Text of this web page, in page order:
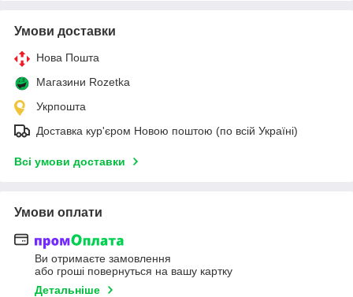
Умови доставки
Нова Пошта
Магазини Rozetka
Укрпошта
Доставка кур'єром Новою поштою (по всій Україні)
Всі умови доставки
Умови оплати
Ви отримаєте замовлення
або гроші повернуться на вашу картку
Детальніше